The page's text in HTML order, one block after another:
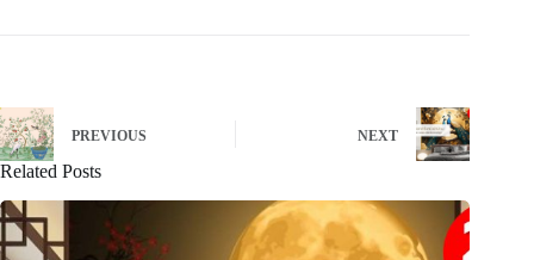
PREVIOUS NEXT
Related Posts